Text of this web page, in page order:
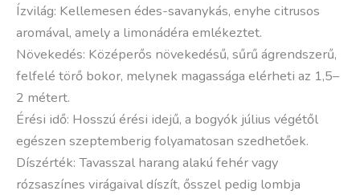
Ízvilág: Kellemesen édes-savanykás, enyhe citrusos
aromával, amely a limonádéra emlékeztet.
Növekedés: Középerős növekedésű, sűrű ágrendszerű,
felfelé törő bokor, melynek magassága elérheti az 1,5–
2 métert.
Érési idő: Hosszú érési idejű, a bogyók július végétől
egészen szeptemberig folyamatosan szedhetőek.
Díszérték: Tavasszal harang alakú fehér vagy
rózsaszínes virágaival díszít, ősszel pedig lombja